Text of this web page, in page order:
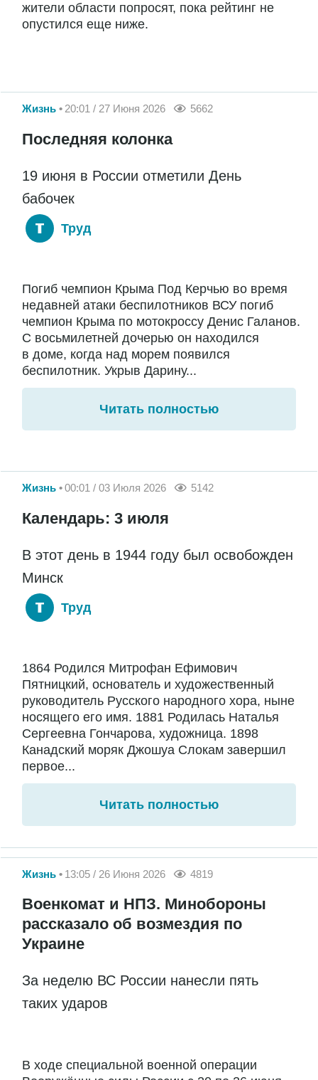
жители области попросят, пока рейтинг не
опустился еще ниже.
Жизнь 20:01 / 27 Июня 2026 5662
Последняя колонка
19 июня в России отметили День
бабочек
Труд
Погиб чемпион Крыма Под Керчью во время
недавней атаки беспилотников ВСУ погиб
чемпион Крыма по мотокроссу Денис Галанов.
С восьмилетней дочерью он находился
в доме, когда над морем появился
беспилотник. Укрыв Дарину...
Читать полностью
Жизнь 00:01 / 03 Июля 2026 5142
Календарь: 3 июля
В этот день в 1944 году был освобожден
Минск
Труд
1864 Родился Митрофан Ефимович
Пятницкий, основатель и художественный
руководитель Русского народного хора, ныне
носящего его имя. 1881 Родилась Наталья
Сергеевна Гончарова, художница. 1898
Канадский моряк Джошуа Слокам завершил
первое...
Читать полностью
Жизнь 13:05 / 26 Июня 2026 4819
Военкомат и НПЗ. Минобороны
рассказало об возмездия по
Украине
За неделю ВС России нанесли пять
таких ударов
В ходе специальной военной операции